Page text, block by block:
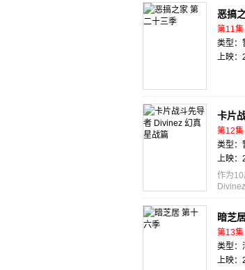
开始征
发展工
意。
他王
将灰堡
恶搞
第11集
类型：
上映：
卡片
第12集
类型：
上映：
作为
泽，观
斗，就
ェクト
として
デザイ
暗芝
第13集
类型：
上映：